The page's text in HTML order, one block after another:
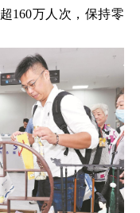
160万人次，保持零